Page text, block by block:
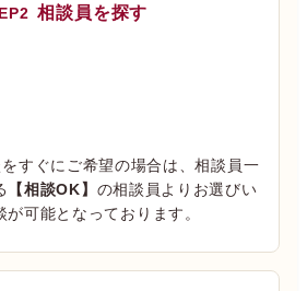
相談員を探す
すぐにご希望の場合は、相談員一
【相談OK】 の相談員よりお選びい
可能となっております。